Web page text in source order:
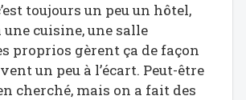
toujours un peu un hôtel,
une cuisine, une salle
proprios gèrent ça de façon
un peu à l’écart. Peut-être
cherché, mais on a fait des